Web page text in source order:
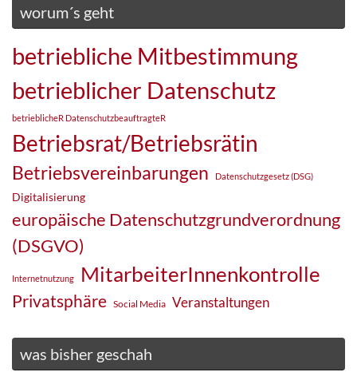
worum´s geht
betriebliche Mitbestimmung
betrieblicher Datenschutz
betrieblicheR DatenschutzbeauftragteR
Betriebsrat/Betriebsrätin
Betriebsvereinbarungen Datenschutzgesetz (DSG)
Digitalisierung
europäische Datenschutzgrundverordnung
(DSGVO)
Internetnutzung MitarbeiterInnenkontrolle
Privatsphäre Social Media Veranstaltungen
was bisher geschah